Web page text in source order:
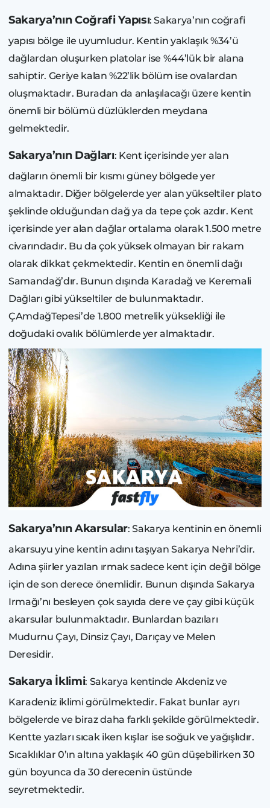
Sakarya’nın Coğrafi Yapısı: Sakarya’nın coğrafi
yapısı bölge ile uyumludur. Kentin yaklaşık %34’ü
dağlardan oluşurken platolar ise %44’lük bir alana
sahiptir. Geriye kalan %22’lik bölüm ise ovalardan
oluşmaktadır. Buradan da anlaşılacağı üzere kentin
önemli bir bölümü düzlüklerden meydana
gelmektedir.
Sakarya’nın Dağları: Kent içerisinde yer alan
dağların önemli bir kısmı güney bölgede yer
almaktadır. Diğer bölgelerde yer alan yükseltiler plato
şeklinde olduğundan dağ ya da tepe çok azdır. Kent
içerisinde yer alan dağlar ortalama olarak 1.500 metre
civarındadır. Bu da çok yüksek olmayan bir rakam
olarak dikkat çekmektedir. Kentin en önemli dağı
Samandağ’dır. Bunun dışında Karadağ ve Keremali
Dağları gibi yükseltiler de bulunmaktadır.
ÇAmdağTepesi’de 1.800 metrelik yüksekliği ile
doğudaki ovalık bölümlerde yer almaktadır.
Sakarya’nın Akarsular: Sakarya kentinin en önemli
akarsuyu yine kentin adını taşıyan Sakarya Nehri’dir.
Adına şiirler yazılan ırmak sadece kent için değil bölge
için de son derece önemlidir. Bunun dışında Sakarya
Irmağı’nı besleyen çok sayıda dere ve çay gibi küçük
akarsular bulunmaktadır. Bunlardan bazıları
Mudurnu Çayı, Dinsiz Çayı, Darıçay ve Melen
Deresidir.
Sakarya İklimi: Sakarya kentinde Akdeniz ve
Karadeniz iklimi görülmektedir. Fakat bunlar ayrı
bölgelerde ve biraz daha farklı şekilde görülmektedir.
Kentte yazları sıcak iken kışlar ise soğuk ve yağışlıdır.
Sıcaklıklar 0’ın altına yaklaşık 40 gün düşebilirken 30
gün boyunca da 30 derecenin üstünde
seyretmektedir.